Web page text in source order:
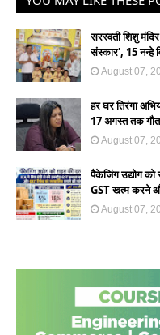
सरस्वती शिशु
संस्कार', 15 नन्हे
August 07,
हर घर तिरंगा
17 अगस्त तक
August 07,
पैकेजिंग उद्योग को
GST खत्म करने
August 07,